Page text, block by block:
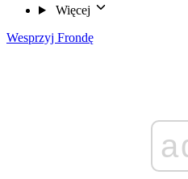
Więcej
Wesprzyj Frondę